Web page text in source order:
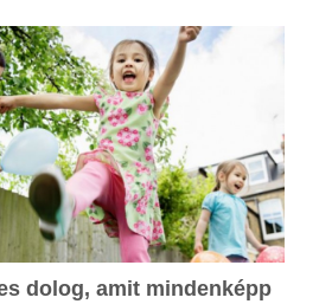
dolog, amit mindenképp